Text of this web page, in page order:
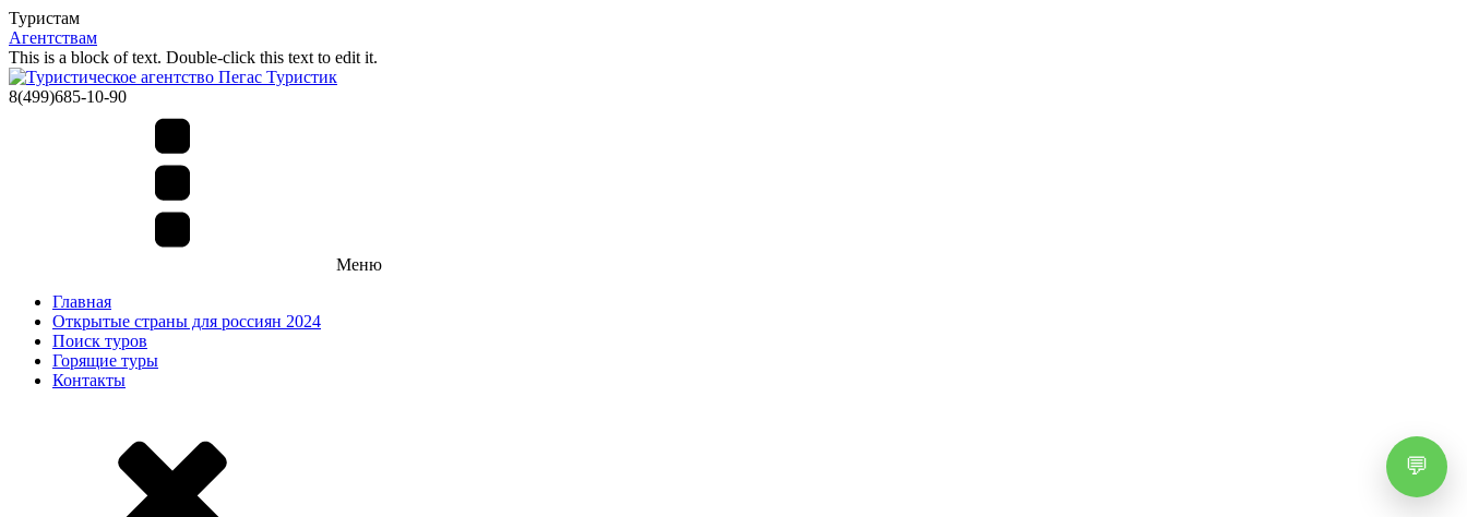
Туристам
Агентствам
This is a block of text. Double-click this text to edit it.
8(499)685-10-90
Меню
Главная
Открытые страны для россиян 2024
Поиск туров
Горящие туры
Контакты